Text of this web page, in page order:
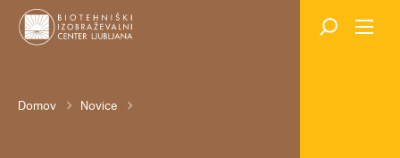
Skok
na
Breadcrumb
Domov Novice